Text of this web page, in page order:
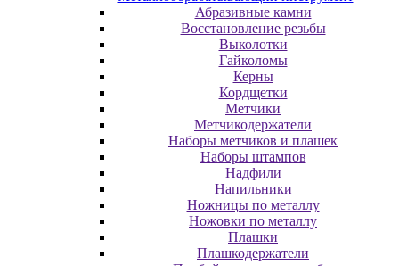
Абразивные камни
Восстановление резьбы
Выколотки
Гайколомы
Керны
Кордщетки
Метчики
Метчикодержатели
Наборы метчиков и плашек
Наборы штампов
Надфили
Напильники
Ножницы по металлу
Ножовки по металлу
Плашки
Плашкодержатели